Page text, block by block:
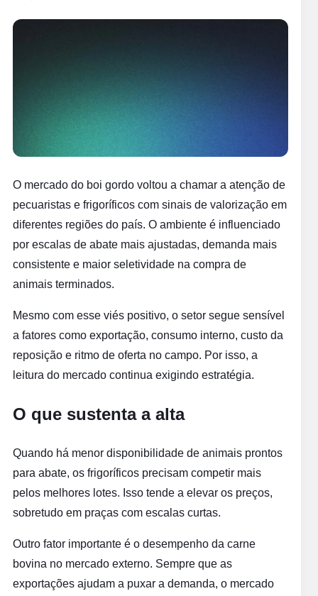
O mercado do boi gordo voltou a chamar a atenção de
pecuaristas e frigoríficos com sinais de valorização em
diferentes regiões do país. O ambiente é influenciado
por escalas de abate mais ajustadas, demanda mais
consistente e maior seletividade na compra de
animais terminados.
Mesmo com esse viés positivo, o setor segue sensível
a fatores como exportação, consumo interno, custo da
reposição e ritmo de oferta no campo. Por isso, a
leitura do mercado continua exigindo estratégia.
O que sustenta a alta
Quando há menor disponibilidade de animais prontos
para abate, os frigoríficos precisam competir mais
pelos melhores lotes. Isso tende a elevar os preços,
sobretudo em praças com escalas curtas.
Outro fator importante é o desempenho da carne
bovina no mercado externo. Sempre que as
exportações ajudam a puxar a demanda, o mercado